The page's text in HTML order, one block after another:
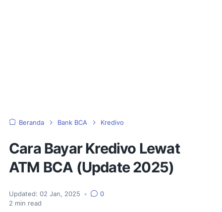
Beranda Bank BCA Kredivo
Cara Bayar Kredivo Lewat
ATM BCA (Update 2025)
Updated: 02 Jan, 2025 •
0
2 min read